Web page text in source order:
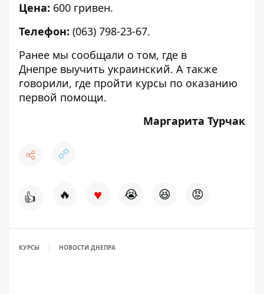
Цена: 600 гривен.
Телефон: (063) 798-23-67.
Ранее мы сообщали о том, где в
Днепре выучить украинский. А также
говорили, где пройти курсы по оказанию
первой помощи.
Маргарита Турчак
👍 🔥 ♥ 😭 😆 😡
КУРСЫ НОВОСТИ ДНЕПРА